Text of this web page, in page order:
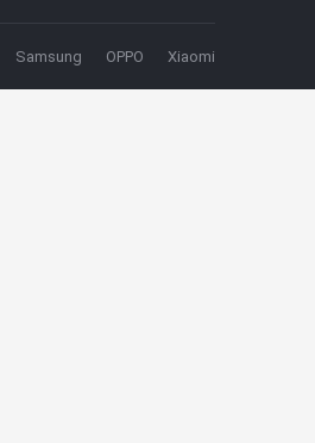
Samsung OPPO Xiaomi